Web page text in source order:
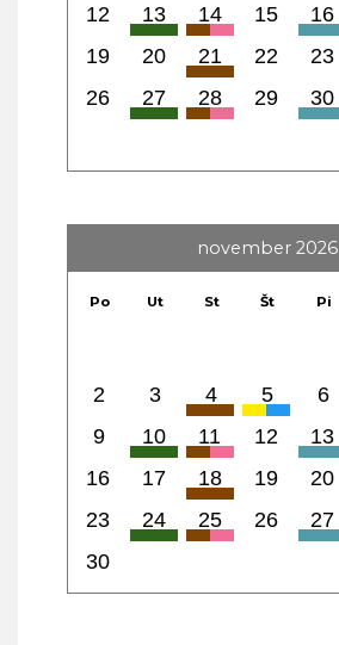
12
13 14 15 16
19
20 21 22 23
26
27 28 29 30
november 2026
Po Ut St Št Pi
2
3 4 5 6
9
10 11 12 13
16
17 18 19 20
23
24 25 26 27
30